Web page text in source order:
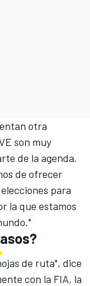
otra
son muy
de la agenda.
de ofrecer
para
la que estamos
de ruta", dice
con la FIA, la